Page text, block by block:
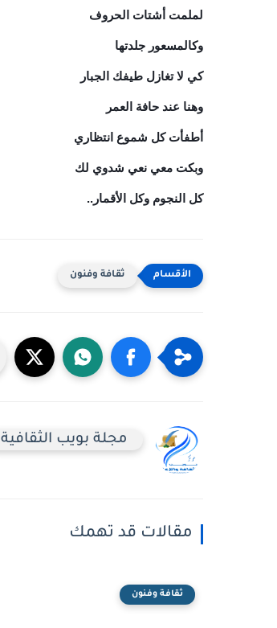
لملمت أشتات الحروف
وكالمسعور جلدتها
كي لا تغازل طيفك الجبار
وهنا عند حافة العمر
أطفأت كل شموع انتظاري
وبكت معي نعي شدوي لك
كل النجوم وكل الأقمار..
ثقافة وفنون
مجلة بويب الثقافية
مقالات قد تهمك
ثقافة وفنون